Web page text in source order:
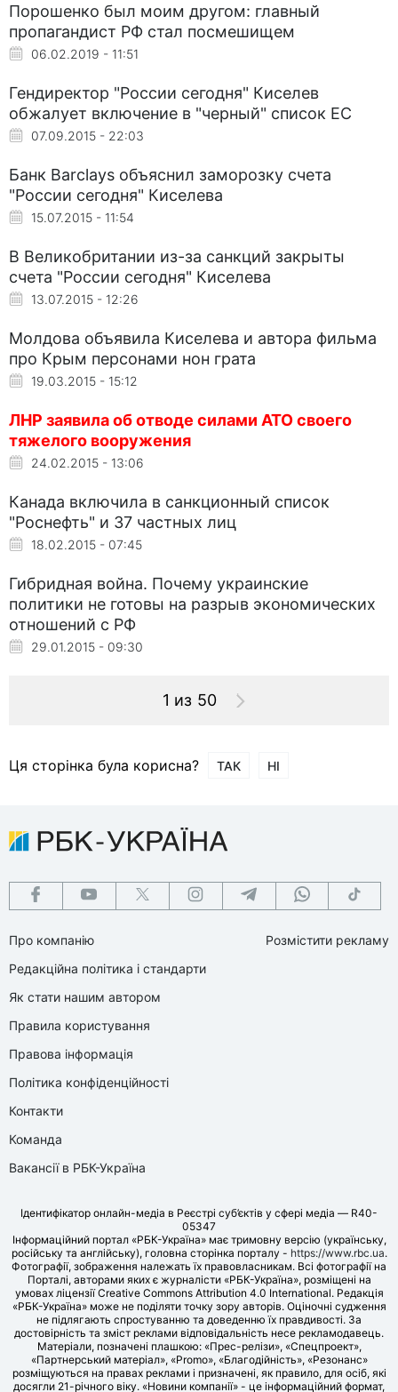
Порошенко был моим другом: главный
пропагандист РФ стал посмешищем
06.02.2019 - 11:51
Гендиректор "России сегодня" Киселев
обжалует включение в "черный" список ЕС
07.09.2015 - 22:03
Банк Barclays объяснил заморозку счета
"России сегодня" Киселева
15.07.2015 - 11:54
В Великобритании из-за санкций закрыты
счета "России сегодня" Киселева
13.07.2015 - 12:26
Молдова объявила Киселева и автора фильма
про Крым персонами нон грата
19.03.2015 - 15:12
ЛНР заявила об отводе силами АТО своего
тяжелого вооружения
24.02.2015 - 13:06
Канада включила в санкционный список
"Роснефть" и 37 частных лиц
18.02.2015 - 07:45
Гибридная война. Почему украинские
политики не готовы на разрыв экономических
отношений с РФ
29.01.2015 - 09:30
1 из 50
Ця сторінка була корисна? ТАК НІ
Про компанію
Редакційна політика і стандарти
Як стати нашим автором
Правила користування
Правова інформація
Політика конфіденційності
Контакти
Команда
Вакансії в РБК-Україна
Розмістити рекламу
Ідентифікатор онлайн-медіа в Реєстрі суб’єктів у сфері медіа — R40-
05347
Інформаційний портал «РБК-Україна» має тримовну версію (українську,
російську та англійську), головна сторінка порталу - https://www.rbc.ua.
Фотографії, зображення належать їх правовласникам. Всі фотографії на
Порталі, авторами яких є журналісти «РБК-Україна», розміщені на
умовах ліцензії Creative Commons Attribution 4.0 International. Редакція
«РБК-Україна» може не поділяти точку зору авторів. Оціночні судження
не підлягають спростуванню та доведенню їх правдивості. За
достовірність та зміст реклами відповідальність несе рекламодавець.
Матеріали, позначені плашкою: «Прес-релізи», «Спецпроект»,
«Партнерський матеріал», «Promo», «Благодійність», «Резонанс»
розміщуються на правах реклами і призначені, як правило, для осіб, які
досягли 21-річного віку. «Новини компанії» - це інформаційний формат,